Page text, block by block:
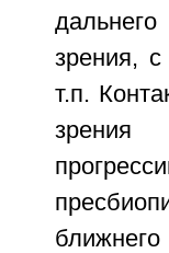
зрения,
т.п.